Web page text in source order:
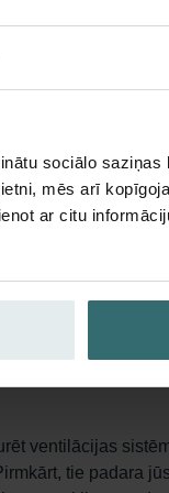
sociālo
mēs arī
ar citu
ar atkārtoti
ventilācijas
jūsu telpā vai
ventilācijas
tie padara